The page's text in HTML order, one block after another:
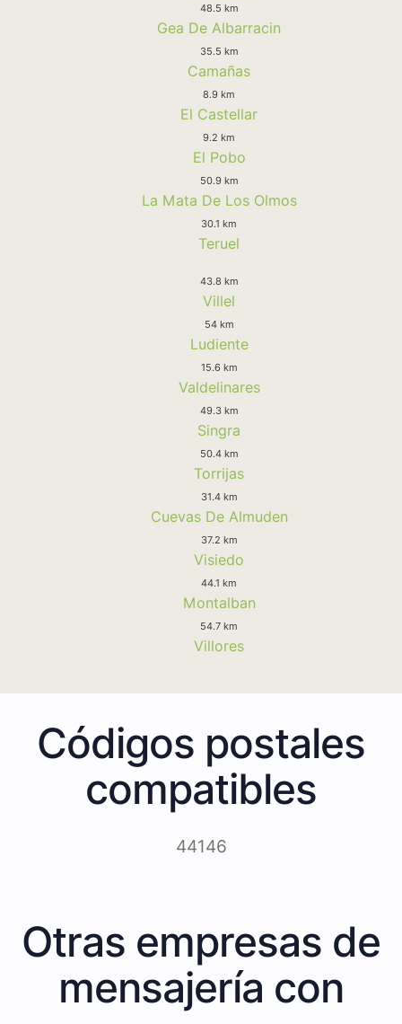
48.5 km
Gea De Albarracin
35.5 km
Camañas
8.9 km
El Castellar
9.2 km
El Pobo
50.9 km
La Mata De Los Olmos
30.1 km
Teruel
43.8 km
Villel
54 km
Ludiente
15.6 km
Valdelinares
49.3 km
Singra
50.4 km
Torrijas
31.4 km
Cuevas De Almuden
37.2 km
Visiedo
44.1 km
Montalban
54.7 km
Villores
Códigos postales
compatibles
44146
Otras empresas de
mensajería con